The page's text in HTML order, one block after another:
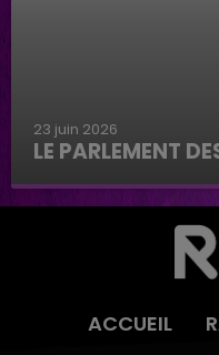
23 juin 2026
LE PARLEMENT
Le parlement des
ACCUEIL